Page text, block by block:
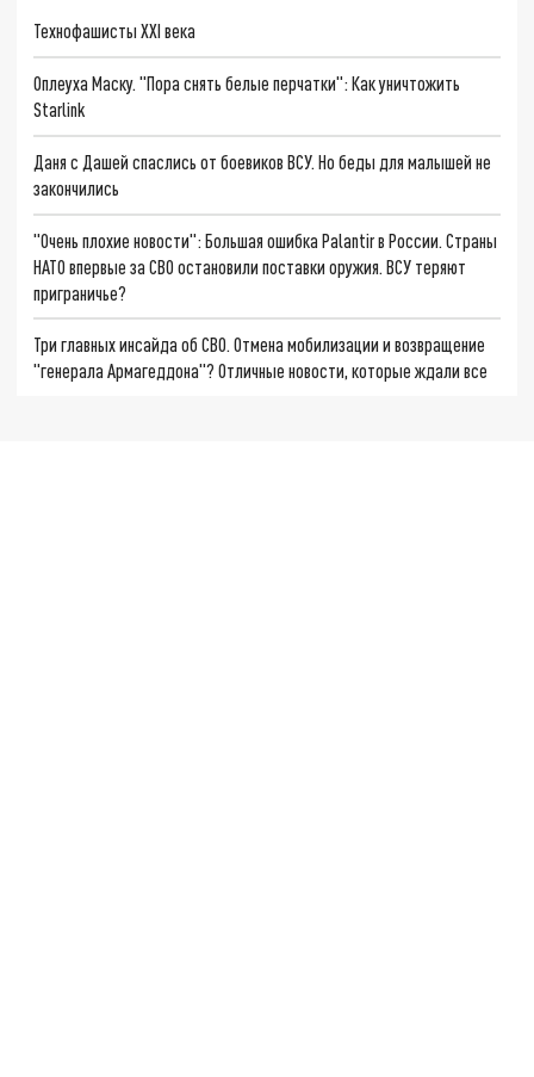
Технофашисты XXI века
Оплеуха Маску. "Пора снять белые перчатки": Как уничтожить
Starlink
Даня с Дашей спаслись от боевиков ВСУ. Но беды для малышей не
закончились
"Очень плохие новости": Большая ошибка Palantir в России. Страны
НАТО впервые за СВО остановили поставки оружия. ВСУ теряют
приграничье?
Три главных инсайда об СВО. Отмена мобилизации и возвращение
"генерала Армагеддона"? Отличные новости, которые ждали все